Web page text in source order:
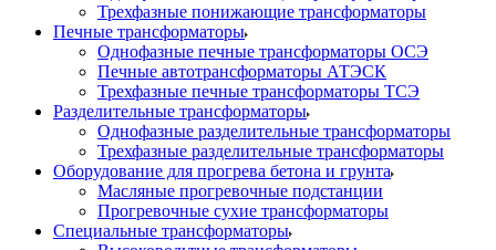
Трехфазные понижающие трансформаторы
Печные трансформаторы
Однофазные печные трансформаторы ОСЭ
Печные автотрансформаторы АТЭСК
Трехфазные печные трансформаторы ТСЭ
Разделительные трансформаторы
Однофазные разделительные трансформаторы
Трехфазные разделительные трансформаторы
Оборудование для прогрева бетона и грунта
Масляные прогревочные подстанции
Прогревочные сухие трансформаторы
Специальные трансформаторы